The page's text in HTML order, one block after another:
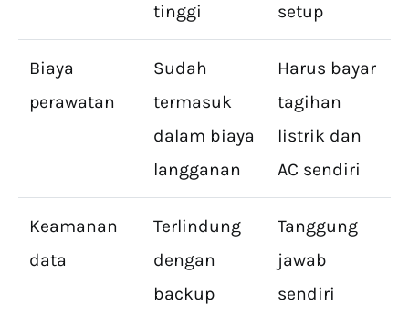
tinggi
setup
Biaya
perawatan
Sudah
termasuk
dalam biaya
langganan
Harus bayar
tagihan
listrik dan
AC sendiri
Keamanan
data
Terlindung
dengan
backup
Tanggung
jawab
sendiri